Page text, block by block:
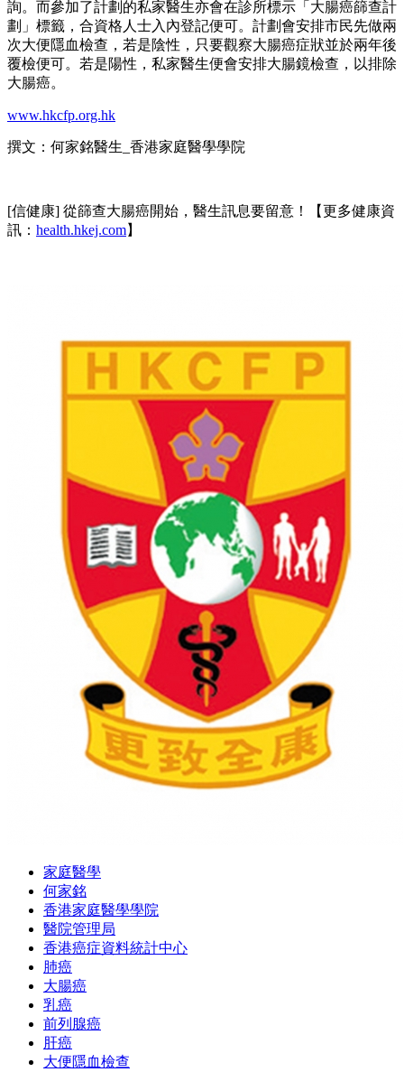
詢。而參加了計劃的私家醫生亦會在診所標示「大腸癌篩查計
劃」標籤，合資格人士入內登記便可。計劃會安排市民先做兩
次大便隱血檢查，若是陰性，只要觀察大腸癌症狀並於兩年後
覆檢便可。若是陽性，私家醫生便會安排大腸鏡檢查，以排除
大腸癌。
www.hkcfp.org.hk
撰文：何家銘醫生_香港家庭醫學學院
[信健康] 從篩查大腸癌開始，醫生訊息要留意！【更多健康資
訊： health.hkej.com】
家庭醫學
何家銘
香港家庭醫學學院
醫院管理局
香港癌症資料統計中心
肺癌
大腸癌
乳癌
前列腺癌
肝癌
大便隱血檢查